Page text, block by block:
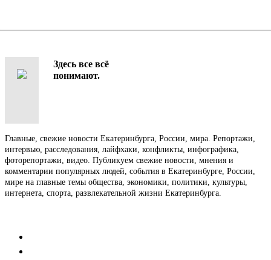
Здесь все всё
понимают.
Главные, свежие новости Екатеринбурга, России, мира. Репортажи,
интервью, расследования, лайфхаки, конфликты, инфографика,
фоторепортажи, видео. Публикуем свежие новости, мнения и
комментарии популярных людей, события в Екатеринбурге, России,
мире на главные темы общества, экономики, политики, культуры,
интернета, спорта, развлекательной жизни Екатеринбурга.